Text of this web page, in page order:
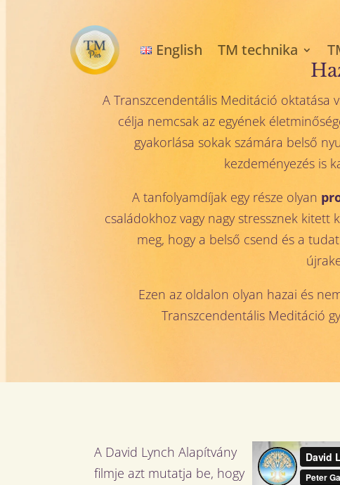
English TM technika
A Transzcendentális Meditáció oktatása
célja nemcsak az egyének
gyakorlása sokak számára belső
kezdeményezés is
A tanfolyamdíjak egy része olyan
családokhoz vagy nagy stressznek
meg, hogy a belső csend és a
Ezen az oldalon olyan hazai és
Transzcendentális Meditáció
A David Lynch Alapítvány
filmje azt mutatja be, hogy